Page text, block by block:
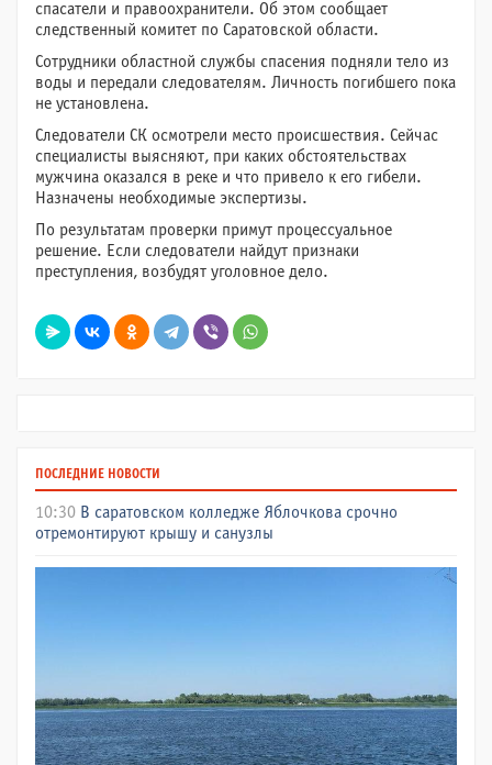
спасатели и правоохранители. Об этом сообщает
следственный комитет по Саратовской области.
Сотрудники областной службы спасения подняли тело из
воды и передали следователям. Личность погибшего пока
не установлена.
Следователи СК осмотрели место происшествия. Сейчас
специалисты выясняют, при каких обстоятельствах
мужчина оказался в реке и что привело к его гибели.
Назначены необходимые экспертизы.
По результатам проверки примут процессуальное
решение. Если следователи найдут признаки
преступления, возбудят уголовное дело.
ПОСЛЕДНИЕ НОВОСТИ
10:30 В саратовском колледже Яблочкова срочно
отремонтируют крышу и санузлы